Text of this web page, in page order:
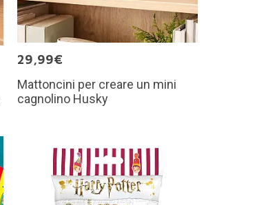
29,99€
Mattoncini per creare un mini
cagnolino Husky